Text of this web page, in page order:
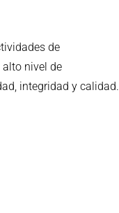
de
nivel de
integridad y calidad.